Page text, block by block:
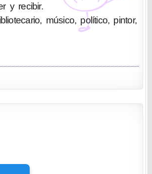
y recibir.
músico, político, pintor,